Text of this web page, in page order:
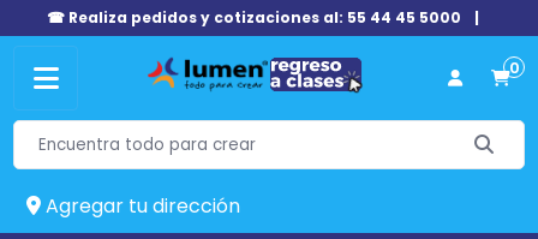
☎ Realiza pedidos y cotizaciones al: 55 44 45 5000 |
0
Agregar tu dirección